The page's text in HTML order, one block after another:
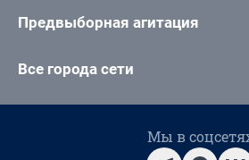
Предвыборная агитация
Все города сети
Мы в